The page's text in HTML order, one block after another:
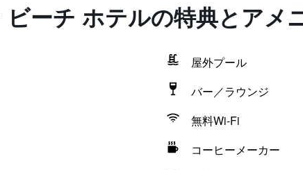
ーチ ホテルの特典とアメ
屋外プール
バー／ラウンジ
無料Wi-Fi
コーヒーメーカー